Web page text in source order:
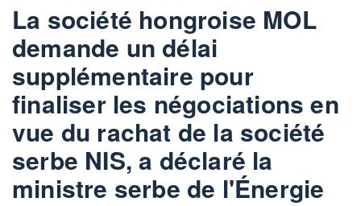
La société hongroise MOL
demande un délai
supplémentaire pour
finaliser les négociations en
vue du rachat de la société
serbe NIS, a déclaré la
ministre serbe de l'Énergie